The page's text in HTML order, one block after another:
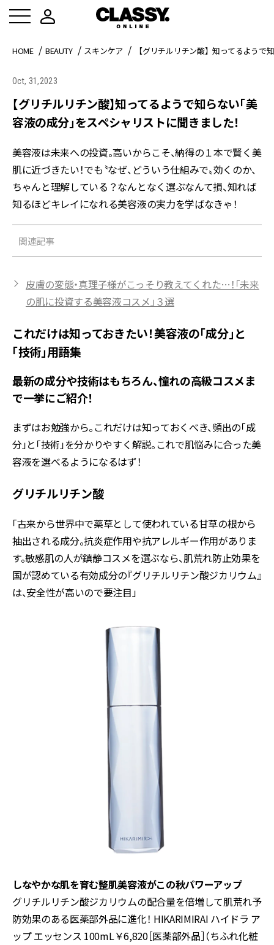
HOME BEAUTY スキンケア 【グリチルリチン酸】知ってるよう
Oct, 31,2023
【グリチルリチン酸】知ってるようで知らない「美
容液の成分」をスペシャリストに聞きました！
美容液は未来への投資。高いからこそ、納得の１本で賢く美
肌に近づきたい！でも〝なぜ、どういう仕組みで〟効くのか、
ちゃんと理解している？なんとなく選ぶなんて損、知れば
知るほどキレイになれる美容液の実力を学ばなきゃ！
関連記事
皮膚の変態・真理子様がこっそり教えてくれた…！「未来
の肌に投資する美容液コスメ」３選
これだけは知っておきたい！美容液の「成分」と
「技術」用語集
最新の成分や技術はもちろん、憧れの高級コスメま
で一挙にご紹介！
まずはお勉強から。これだけは知っておくべき、頻出の「成
分」と「技術」を分かりやすく解説。これで肌悩みに合った美
容液を選べるようになるはず！
グリチルリチン酸
「古来から世界中で薬草として使われている甘草の根から
抽出される成分。抗炎症作用や抗アレルギー作用がありま
す。敏感肌の人が鎮静コスメを選ぶなら、肌荒れ防止効果を
国が認めている有効成分の『グリチルリチン酸ジカリウム』
は、安全性が高いので要注目」
しなやかな肌を育む整肌美容液がこの秋パワーアップ
グリチルリチン酸ジカリウムの配合量を倍増して肌荒れ予
防効果のある医薬部外品に進化！ HIKARIMIRAI ハイドラ ア
ップ エッセンス 100mL￥6,820［医薬部外品］（ちふれ化粧